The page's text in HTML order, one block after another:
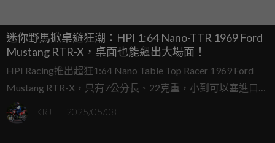
迷你野馬掀桌遊狂潮：HPI 1:64 Nano-TTR 1969 Ford
Mustang RTR-X，桌面也能飆出大場面！
HPI Racing推出超狂1:64 Nano Table Top Racer 1969 Ford
Mustang RTR-X，只有7公分長、22克重，小到可以塞進口
袋，卻帥到讓你想在辦公桌上開賽車場！別以為這是早餐麥
片裡的廉價玩具，這台迷你野馬可是正宗的Vaughn Gittin Jr.
KRJ 2025/05/08